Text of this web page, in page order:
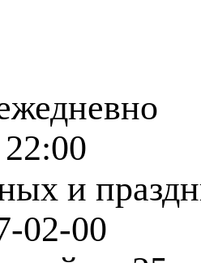
и
02-00